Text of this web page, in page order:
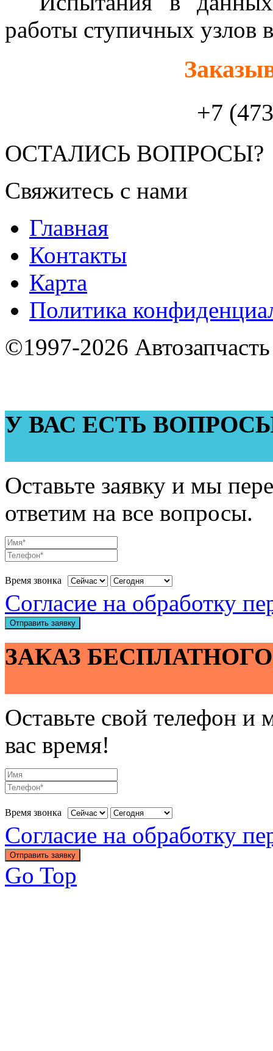
работы ступичных узлов
+7
ОСТАЛИСЬ ВОПРОСЫ?
Свяжитесь с нами
Главная
Контакты
Карта
Политика
©1997-2026
У ВАС ЕСТЬ
Оставьте заявку и мы
ответим на все вопросы.
Время звонка
Согласие на обработку
Отправить заявку
ЗАКАЗ
Оставьте свой телефон и
вас время!
Время звонка
Согласие на обработку
Отправить заявку
Go Top